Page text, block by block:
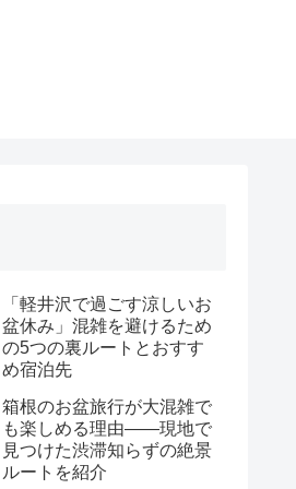
「軽井沢で過ごす涼しいお
盆休み」混雑を避けるため
の5つの裏ルートとおすす
め宿泊先
箱根のお盆旅行が大混雑で
も楽しめる理由――現地で
見つけた渋滞知らずの絶景
ルートを紹介